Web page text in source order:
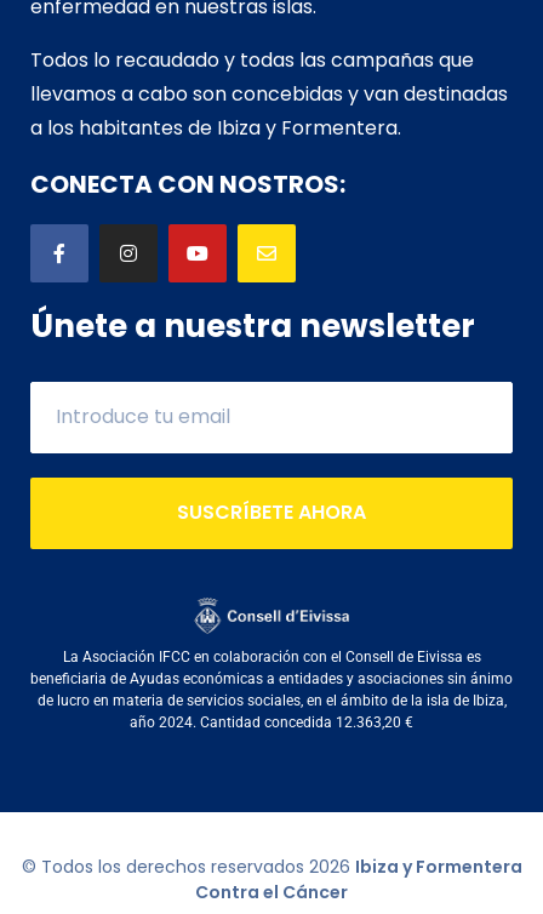
enfermedad en nuestras islas.
Todos lo recaudado y todas las campañas que
llevamos a cabo son concebidas y van destinadas
a los habitantes de Ibiza y Formentera.
CONECTA CON NOSTROS:
Únete a nuestra newsletter
SUSCRÍBETE AHORA
La Asociación IFCC en colaboración con el Consell de Eivissa es
beneficiaria de Ayudas económicas a entidades y asociaciones sin ánimo
de lucro en materia de servicios sociales, en el ámbito de la isla de Ibiza,
año 2024. Cantidad concedida 12.363,20 €
© Todos los derechos reservados 2026 Ibiza y Formentera
Contra el Cáncer